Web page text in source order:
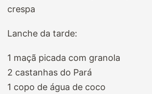
crespa
Lanche da tarde:
1 maçã picada com granola
2 castanhas do Pará
1 copo de água de coco